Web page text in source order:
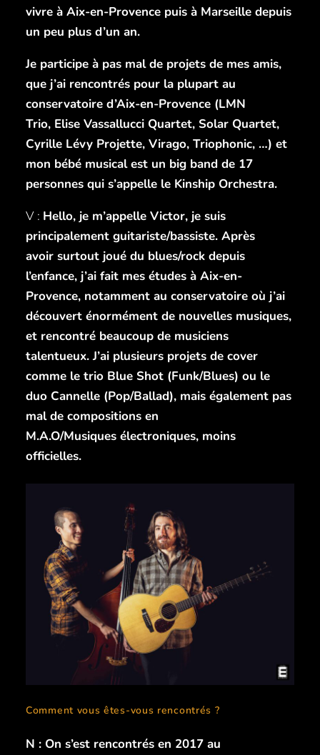
vivre à Aix-en-Provence puis à Marseille depuis
un peu plus d’un an.
Je participe à pas mal de projets de mes amis,
que j’ai rencontrés pour la plupart au
conservatoire d’Aix-en-Provence (LMN
Trio, Elise Vassallucci Quartet, Solar Quartet,
Cyrille Lévy Projette, Virago, Triophonic, …) et
mon bébé musical est un big band de 17
personnes qui s’appelle le Kinship Orchestra.
V : Hello, je m’appelle Victor, je suis
principalement guitariste/bassiste. Après
avoir surtout joué du blues/rock depuis
l’enfance, j’ai fait mes études à Aix-en-
Provence, notamment au conservatoire où j’ai
découvert énormément de nouvelles musiques,
et rencontré beaucoup de musiciens
talentueux. J’ai plusieurs projets de cover
comme le trio Blue Shot (Funk/Blues) ou le
duo Cannelle (Pop/Ballad), mais également pas
mal de compositions en
M.A.O/Musiques électroniques, moins
officielles.
Comment vous êtes-vous rencontrés ?
N : On s’est rencontrés en 2017 au